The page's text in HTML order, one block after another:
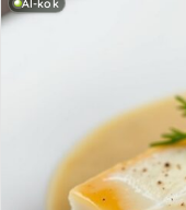
AI-kok